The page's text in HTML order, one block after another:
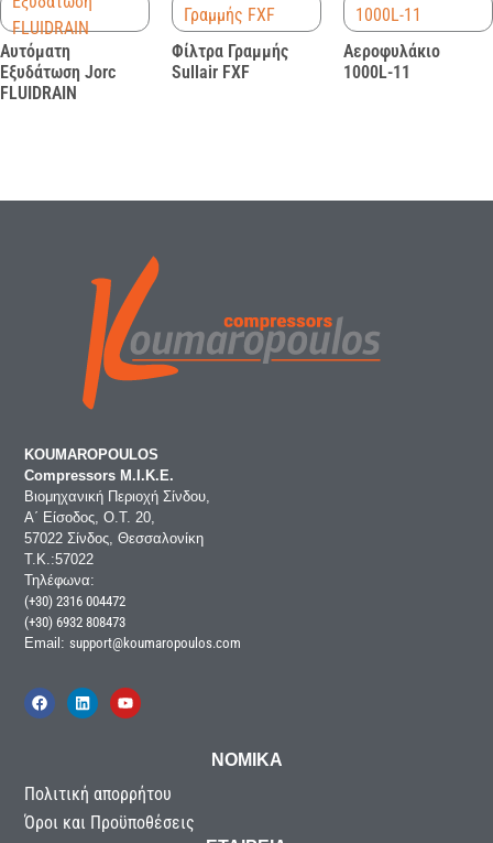
Αυτόματη
Εξυδάτωση Jorc
FLUIDRAIN
Φίλτρα Γραμμής
Sullair FXF
Αεροφυλάκιο
1000L-11
KOUMAROPOULOS
Compressors Μ.Ι.Κ.Ε.
Βιομηχανική Περιοχή Σίνδου,
Α΄ Είσοδος, Ο.Τ. 20,
57022 Σίνδος, Θεσσαλονίκη
Τ.Κ.:57022
Τηλέφωνα:
(+30) 2316 004472
(+30) 6932 808473
Email: support@koumaropoulos.com
ΝΟΜΙΚΑ
Πολιτική απορρήτου
Όροι και Προϋποθέσεις